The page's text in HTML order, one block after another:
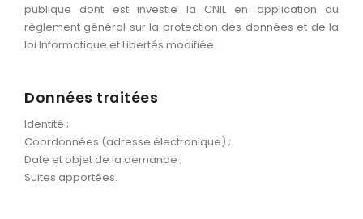
publique dont est investie la CNIL en application du
règlement général sur la protection des données et de la
loi Informatique et Libertés modifiée.
Données traitées
Identité ;
Coordonnées (adresse électronique) ;
Date et objet de la demande ;
Suites apportées.